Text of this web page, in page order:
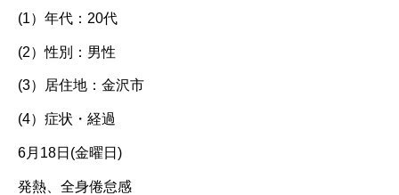
(1）年代：20代
(2）性別：男性
(3）居住地：金沢市
(4）症状・経過
6月18日(金曜日)
発熱、全身倦怠感